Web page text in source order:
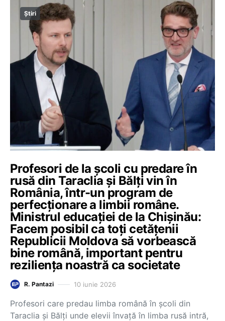
Știri
Profesori de la școli cu predare în
rusă din Taraclia și Bălți vin în
România, într-un program de
perfecționare a limbii române.
Ministrul educației de la Chișinău:
Facem posibil ca toți cetățenii
Republicii Moldova să vorbească
bine română, important pentru
reziliența noastră ca societate
R. Pantazi 10 iunie 2026
Profesori care predau limba română în școli din
Taraclia și Bălți unde elevii învață în limba rusă intră,